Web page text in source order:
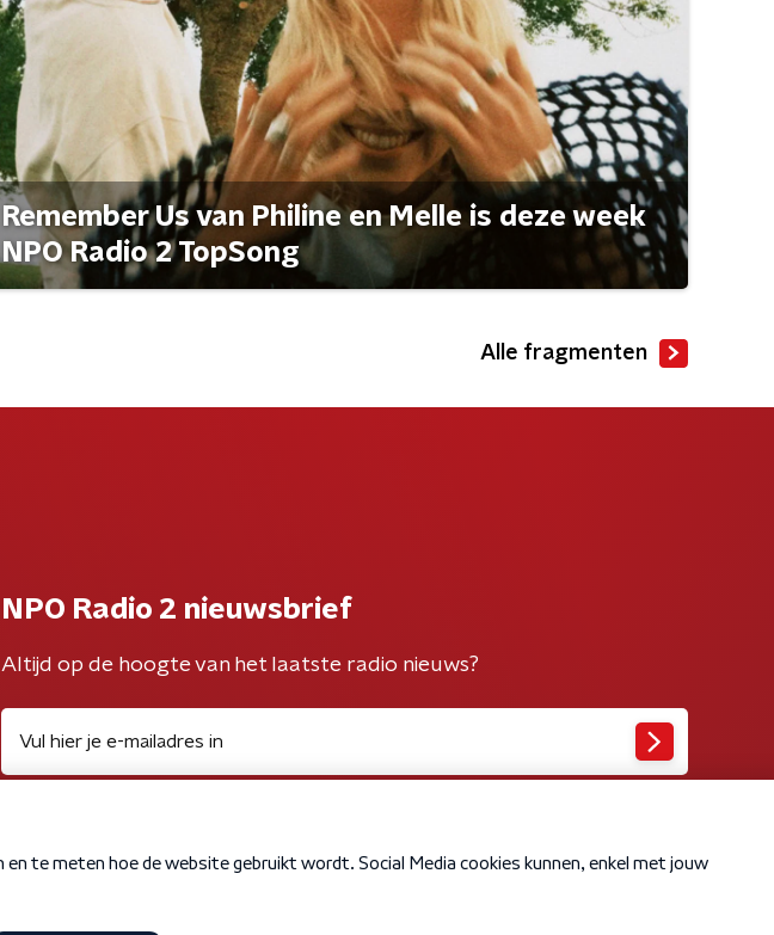
Remember Us van Philine en Melle is deze week
NPO Radio 2 TopSong
Alle fragmenten
NPO Radio 2 nieuwsbrief
Altijd op de hoogte van het laatste radio nieuws?